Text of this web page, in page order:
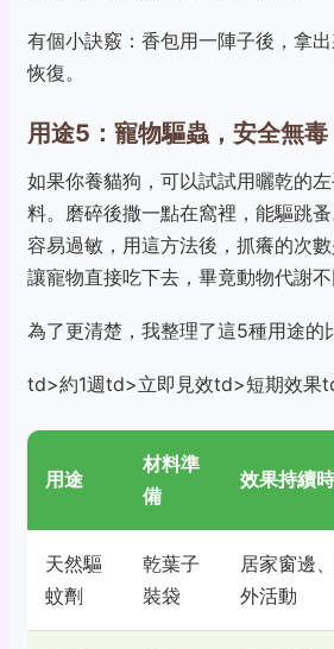
有個小訣竅：香包用一陣子後，拿
恢復。
用途5：寵物驅蟲，安全無毒
如果你養貓狗，可以試試用曬乾的
料。磨碎後撒一點在窩裡，能驅跳
容易過敏，用這方法後，抓癢的次
讓寵物直接吃下去，畢竟動物代謝不
為了更清楚，我整理了這5種用途的
td>約1週td>立即見效td>短期效果
用途
材料準
備
效果持續
天然驅
蚊劑
乾葉子
裝袋
居家窗邊
外活動